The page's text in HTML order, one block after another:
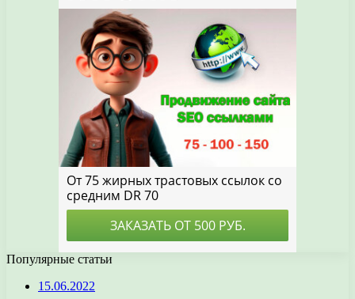
Популярные статьи
15.06.2022